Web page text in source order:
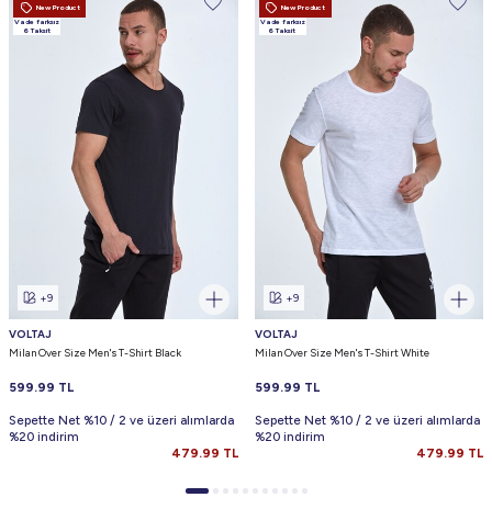
New Product
Vade farksız
6 Taksit
+9
VOLTAJ
Milan Over Size Men's T-Shirt Black
599.99 TL
Sepette Net %10 / 2 ve üzeri alımlarda
%20 indirim
479.99 TL
New Product
Vade farksız
6 Taksit
+9
VOLTAJ
Milan Over Size Men's T-Shirt White
599.99 TL
Sepette Net %10 / 2 ve üzeri alımlarda
%20 indirim
479.99 TL